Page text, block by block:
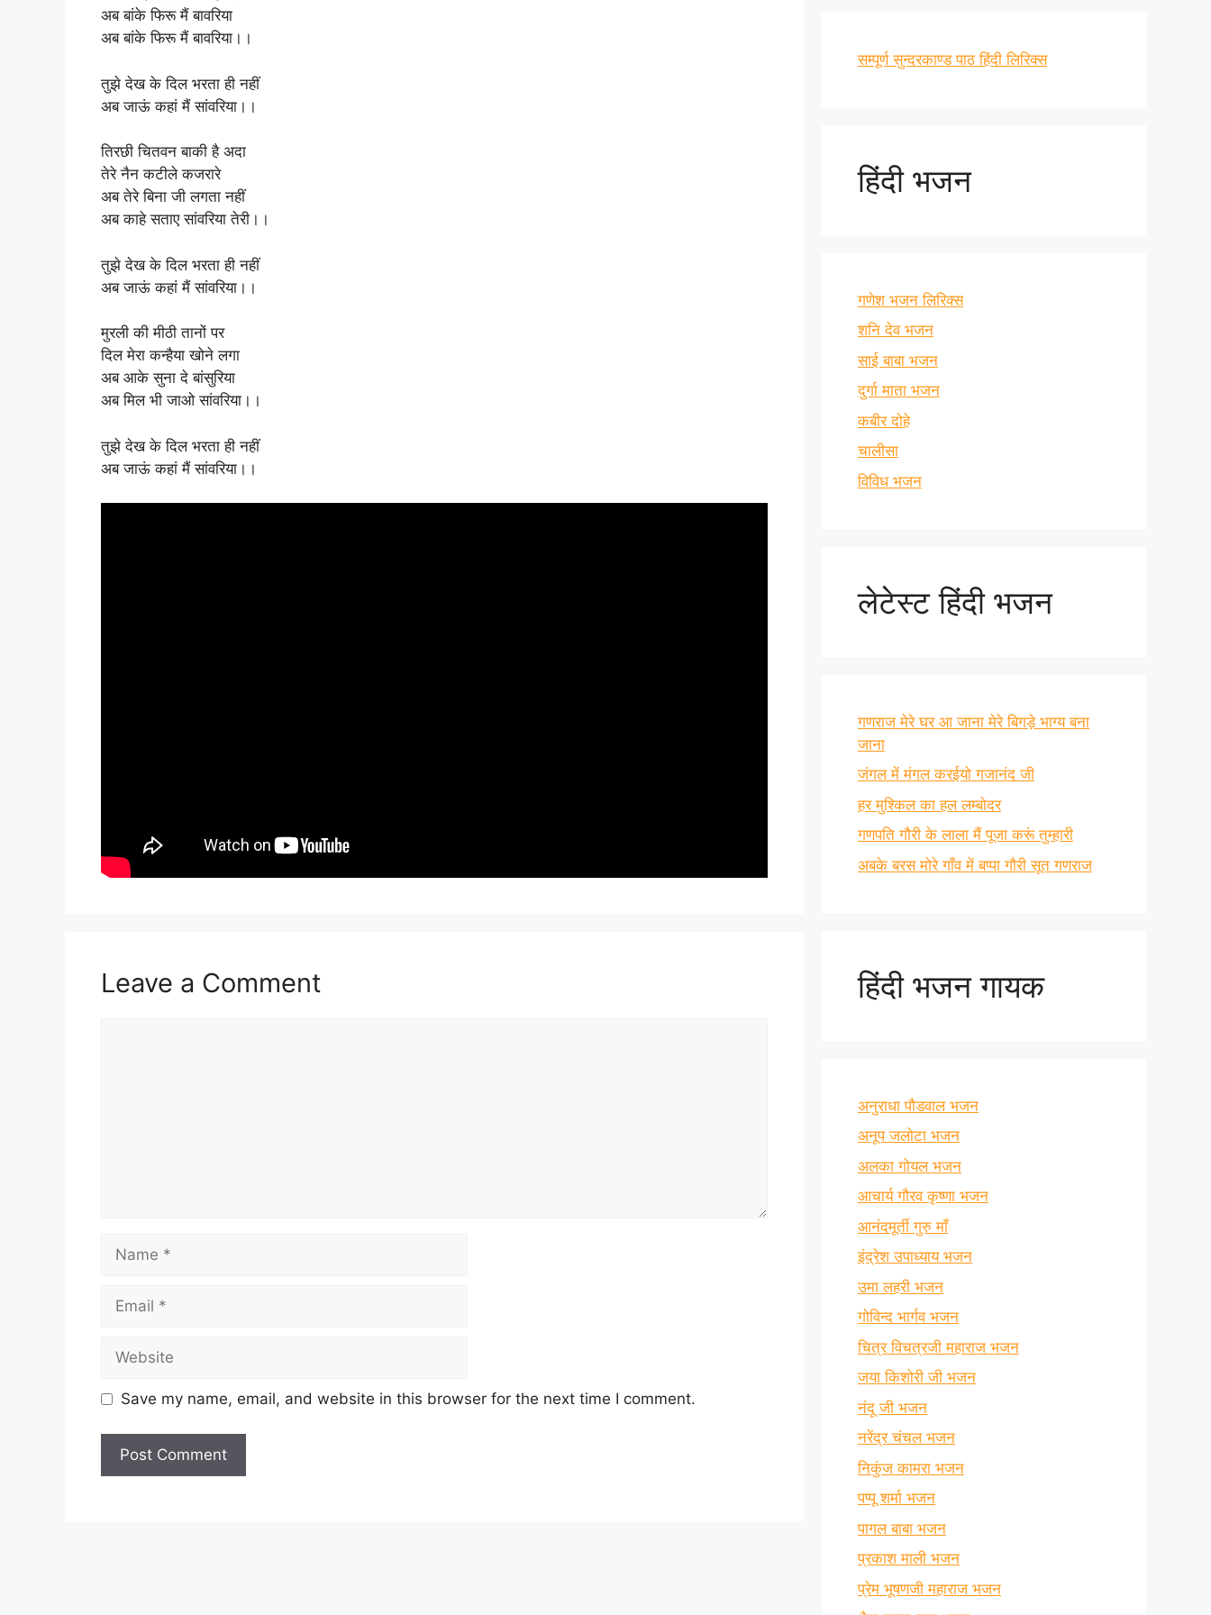
अब बांके फिरू मैं बावरिया
अब बांके फिरू मैं बावरिया।।
तुझे देख के दिल भरता ही नहीं
अब जाऊं कहां मैं सांवरिया।।
तिरछी चितवन बाकी है अदा
तेरे नैन कटीले कजरारे
अब तेरे बिना जी लगता नहीं
अब काहे सताए सांवरिया तेरी।।
तुझे देख के दिल भरता ही नहीं
अब जाऊं कहां मैं सांवरिया।।
मुरली की मीठी तानों पर
दिल मेरा कन्हैया खोने लगा
अब आके सुना दे बांसुरिया
अब मिल भी जाओ सांवरिया।।
तुझे देख के दिल भरता ही नहीं
अब जाऊं कहां मैं सांवरिया।।
Leave a Comment
Name
Email
Website
Save my name, email, and website in this browser for the next time I comment.
सम्पूर्ण सुन्दरकाण्ड पाठ हिंदी लिरिक्स
हिंदी भजन
गणेश भजन लिरिक्स
शनि देव भजन
साई बाबा भजन
दुर्गा माता भजन
कबीर दोहे
चालीसा
विविध भजन
लेटेस्ट हिंदी भजन
गणराज मेरे घर आ जाना मेरे बिगड़े भाग्य बना
जाना
जंगल में मंगल करईयो गजानंद जी
हर मुश्किल का हल लम्बोदर
गणपति गौरी के लाला मैं पूजा करूं तुम्हारी
अबके बरस मोरे गाँव में बप्पा गौरी सूत गणराज
हिंदी भजन गायक
अनुराधा पौडवाल भजन
अनूप जलोटा भजन
अलका गोयल भजन
आचार्य गौरव कृष्णा भजन
आनंदमूर्ती गुरु माँ
इंद्रेश उपाध्याय भजन
उमा लहरी भजन
गोविन्द भार्गव भजन
चित्र विचत्रजी महाराज भजन
जया किशोरी जी भजन
नंदू जी भजन
नरेंद्र चंचल भजन
निकुंज कामरा भजन
पप्पू शर्मा भजन
पागल बाबा भजन
प्रकाश माली भजन
प्रेम भूषणजी महाराज भजन